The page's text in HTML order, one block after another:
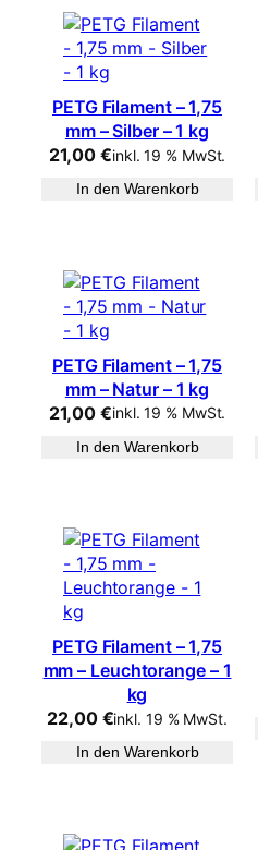
PETG Filament – 1,75
mm – Silber – 1 kg
21,00€inkl. 19 % MwSt.
In den Warenkorb
PETG Filament – 1,75
mm – Natur – 1 kg
21,00€inkl. 19 % MwSt.
In den Warenkorb
PETG Filament – 1,75
mm – Leuchtorange – 1
kg
22,00 €inkl. 19 % MwSt.
In den Warenkorb